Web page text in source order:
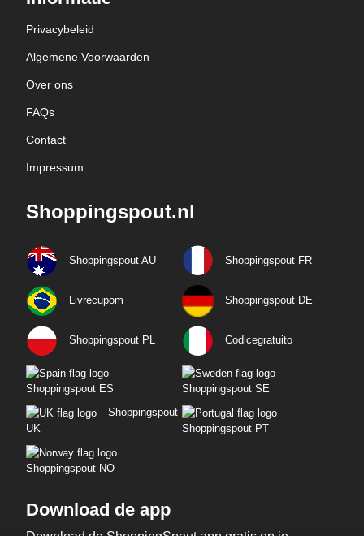
Privacybeleid
Algemene Voorwaarden
Over ons
FAQs
Contact
Impressum
Shoppingspout.nl
Shoppingspout AU Shoppingspout FR
Livrecupom Shoppingspout DE
Shoppingspout PL Codicegratuito
Shoppingspout ES
Shoppingspout SE
Shoppingspout
UK
Shoppingspout PT
Shoppingspout NO
Download de app